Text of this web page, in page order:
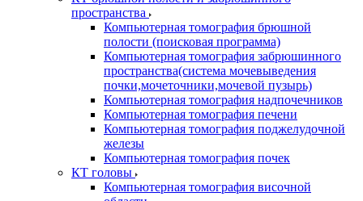
пространства
Компьютерная томография брюшной
полости (поисковая программа)
Компьютерная томография забрюшинного
пространства(система мочевыведения
почки,мочеточники,мочевой пузырь)
Компьютерная томография надпочечников
Компьютерная томография печени
Компьютерная томография поджелудочной
железы
Компьютерная томография почек
КТ головы
Компьютерная томография височной